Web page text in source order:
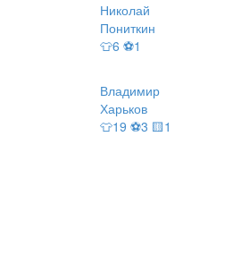
Николай
Пониткин
👕6 ⚽1
Владимир
Харьков
👕19 ⚽3 🟨1